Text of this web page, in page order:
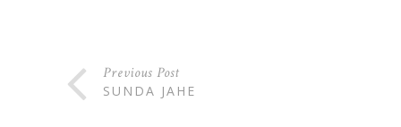
Previous Post
SUNDA JAHE